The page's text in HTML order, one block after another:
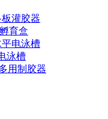
灌胶器
育盒
电泳槽
泳槽
用制胶器